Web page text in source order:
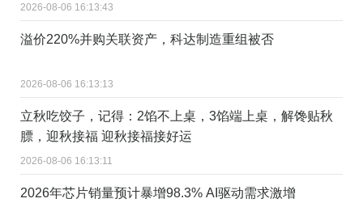
2026-08-06 16:13:43
溢价220%并购关联资产，科达制造重组被否
2026-08-06 16:13:13
立秋吃饺子，记得：2馅不上桌，3馅端上桌，解馋贴秋
膘，迎秋接福 迎秋接福接好运
2026-08-06 16:13:11
2026年芯片销量预计暴增98.3% AI驱动需求激增